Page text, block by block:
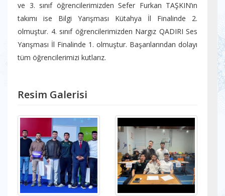
ve 3. sınıf öğrencilerimizden Sefer Furkan TAŞKIN’ın
takımı ise Bilgi Yarışması Kütahya İl Finalinde 2.
olmuştur. 4. sınıf öğrencilerimizden Nargız QADIRI Ses
Yarışması İl Finalinde 1. olmuştur. Başarılarından dolayı
tüm öğrencilerimizi kutlarız.
Resim Galerisi